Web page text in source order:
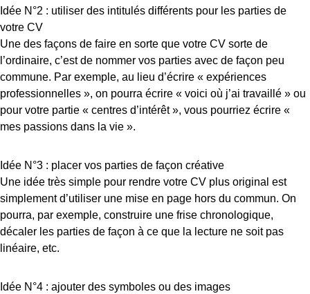
Idée N°2 : utiliser des intitulés différents pour les parties de
votre CV
Une des façons de faire en sorte que votre CV sorte de
l’ordinaire, c’est de nommer vos parties avec de façon peu
commune. Par exemple, au lieu d’écrire « expériences
professionnelles », on pourra écrire « voici où j’ai travaillé » ou
pour votre partie « centres d’intérêt », vous pourriez écrire «
mes passions dans la vie ».
Idée N°3 : placer vos parties de façon créative
Une idée très simple pour rendre votre CV plus original est
simplement d’utiliser une mise en page hors du commun. On
pourra, par exemple, construire une frise chronologique,
décaler les parties de façon à ce que la lecture ne soit pas
linéaire, etc.
Idée N°4 : ajouter des symboles ou des images